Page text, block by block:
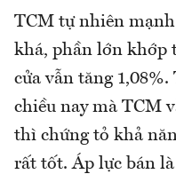
TCM tự nhiên
khá, phần lớn khớp
cửa vẫn tăng
chiều nay mà TCM
thì chứng tỏ khả
rất tốt. Áp lực bán